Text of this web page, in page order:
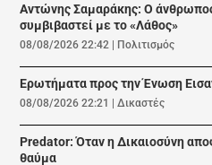
Αντώνης Σαμαράκης: Ο
συμβιβαστεί με το «Λάθος»
08/08/2026 22:42 | Πολιτισμός
Ερωτήματα προς την Ένωση
08/08/2026 22:21 |Δικαστές
Predator: Όταν η Δικαιοσύνη
θαύμα